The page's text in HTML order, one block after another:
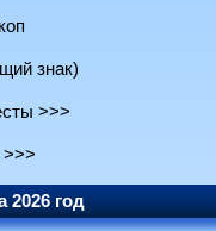
знак)
>>>
>>>
2026 год